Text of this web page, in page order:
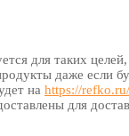
для таких целей,
даже если
на https://refko.ru/
для